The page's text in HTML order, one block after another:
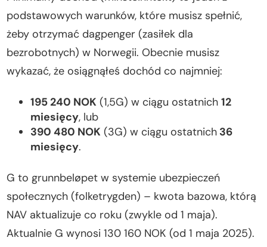
podstawowych warunków, które musisz spełnić,
żeby otrzymać dagpenger (zasiłek dla
bezrobotnych) w Norwegii. Obecnie musisz
wykazać, że osiągnąłeś dochód co najmniej:
195 240 NOK (1,5G) w ciągu ostatnich12
miesięcy, lub
390 480 NOK (3G) w ciągu ostatnich 36
miesięcy.
G to grunnbeløpet w systemie ubezpieczeń
społecznych (folketrygden) – kwota bazowa, którą
NAV aktualizuje co roku (zwykle od 1 maja).
Aktualnie G wynosi 130 160 NOK (od 1 maja 2025).